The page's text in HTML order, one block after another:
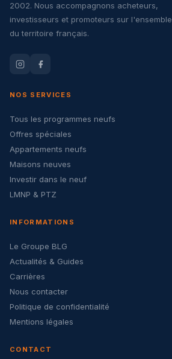
2002. Nous accompagnons acheteurs,
investisseurs et promoteurs sur l'ensemble
du territoire français.
NOS SERVICES
Tous les programmes neufs
Offres spéciales
Appartements neufs
Maisons neuves
Investir dans le neuf
LMNP & PTZ
INFORMATIONS
Le Groupe BLG
Actualités & Guides
Carrières
Nous contacter
Politique de confidentialité
Mentions légales
CONTACT